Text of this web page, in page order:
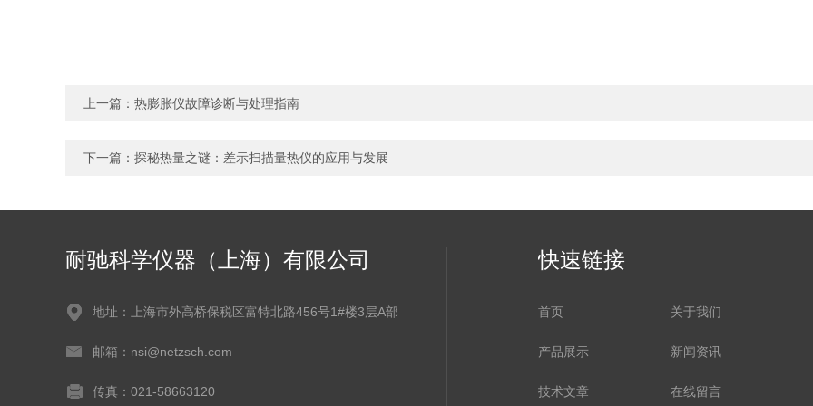
上一篇： 热膨胀仪故障诊断与处理指南
下一篇： 探秘热量之谜：差示扫描量热仪的应用与发展
耐驰科学仪器（上海）有限公司
地址：上海市外高桥保税区富特北路456号1#楼3层A部
邮箱：nsi@netzsch.com
传真：021-58663120
快速链接
首页 关于我们
产品展示 新闻资讯
技术文章 在线留言